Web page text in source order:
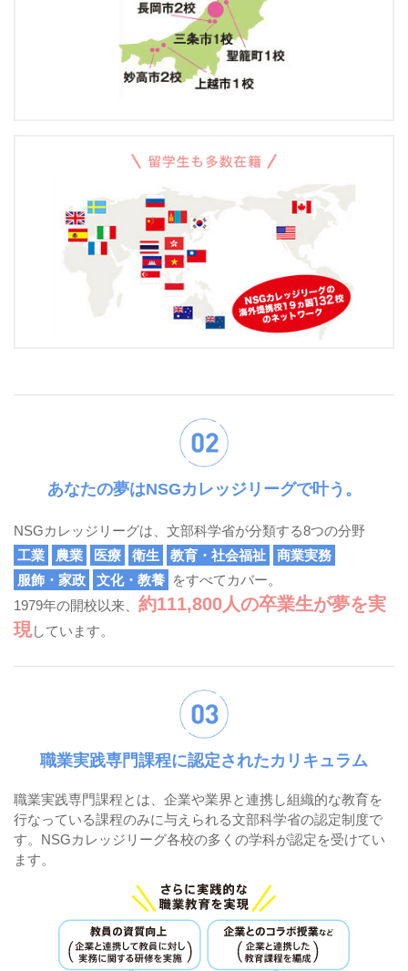
あなたの夢はNSGカレッジリーグで叶う。
NSGカレッジリーグは、文部科学省が分類する8つの分野
工業
農業 医療 衛生 教育・社会福祉
商業実務
服飾・家政
文化・教養 をすべてカバー。
1979年の開校以来、 約111,800人の卒業生が夢を実
現しています。
職業実践専門課程に認定されたカリキュラム
職業実践専門課程とは、企業や業界と連携し組織的な教育を
行なっている課程のみに与えられる文部科学省の認定制度で
す。NSGカレッジリーグ各校の多くの学科が認定を受けてい
ます。